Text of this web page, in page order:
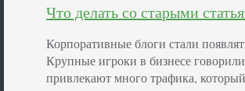
Что делать со старыми
Корпоративные блоги стали
Крупные игроки в бизнесе
привлекают много трафика,